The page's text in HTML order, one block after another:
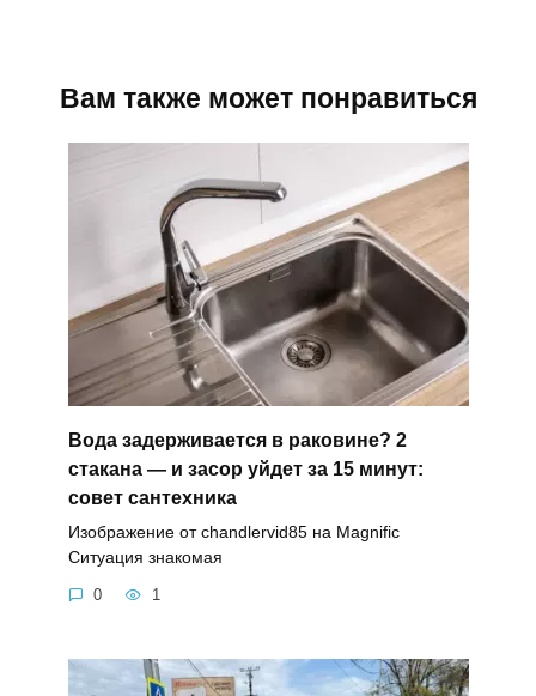
Вам также может понравиться
Вода задерживается в раковине? 2
стакана — и засор уйдет за 15 минут:
совет сантехника
Изображение от chandlervid85 на Magnific
Ситуация знакомая
0 1